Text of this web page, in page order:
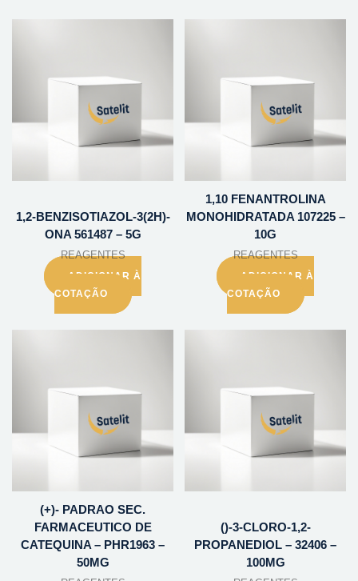
1,2-BENZISOTIAZOL-3(2H)-
ONA 561487 – 5G
REAGENTES
ADICIONAR À
COTAÇÃO
1,10 FENANTROLINA
MONOHIDRATADA 107225 –
10G
REAGENTES
ADICIONAR À
COTAÇÃO
(+)- PADRAO SEC.
FARMACEUTICO DE
CATEQUINA – PHR1963 –
50MG
()-3-CLORO-1,2-
PROPANEDIOL – 32406 –
100MG